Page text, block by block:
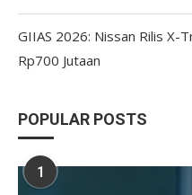
GIIAS 2026: Nissan Rilis X-
Rp700 Jutaan
POPULAR POSTS
1